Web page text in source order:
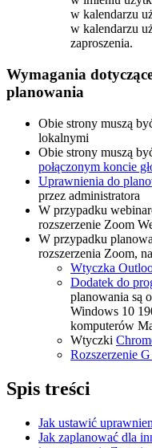
w kalendarzu
w kalendarzu
zaproszenia.
Wymagania
planowania
Obie strony muszą
lokalnymi
Obie strony muszą
połączonym koncie
Uprawnienia do
przez administratora
W przypadku
rozszerzenie Zoom
W przypadku
rozszerzenia Zoom,
Wtyczka
Dodatek do
planowania są
Windows 10
komputerów
Wtyczki
Rozszerzenie
Spis treści
Jak ustawić
Jak zaplanować dla